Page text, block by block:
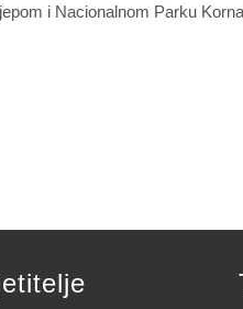
i Nacionalnom Parku